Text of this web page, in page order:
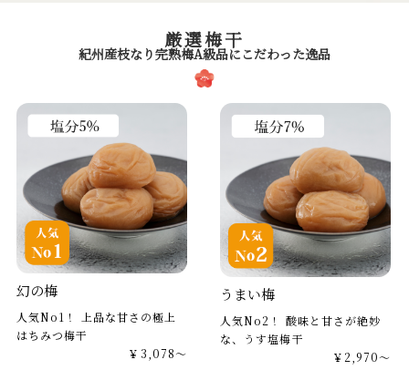
厳選梅干
紀州産枝なり完熟梅A級品にこだわった逸品
幻の梅
人気No1！ 上品な甘さの極上
はちみつ梅干
￥3,078～
うまい梅
人気No2！ 酸味と甘さが絶妙
な、うす塩梅干
￥2,970～